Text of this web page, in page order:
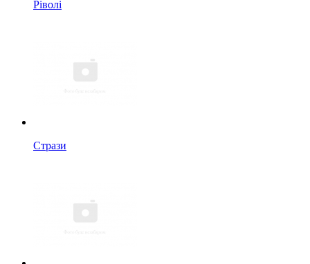
Ріволі
Стрази